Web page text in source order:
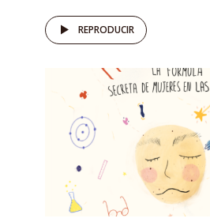
REPRODUCIR